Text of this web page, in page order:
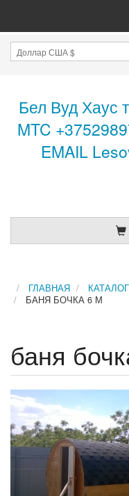
Бел Вуд Хаус
MTC
EMAIL
ГЛАВНАЯ КАТАЛОГ
БАНЯ БОЧКА 6 М
баня